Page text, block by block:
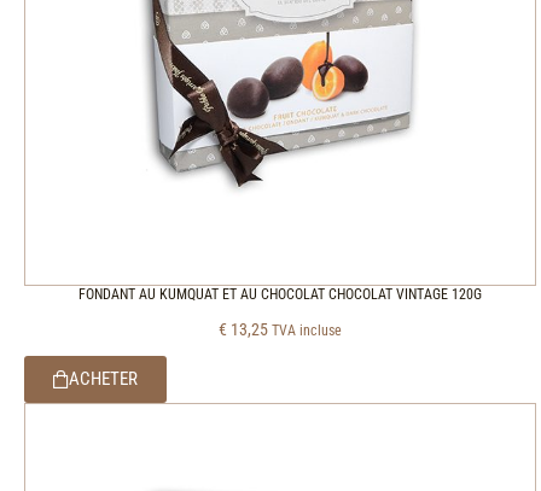
FONDANT AU KUMQUAT ET AU CHOCOLAT CHOCOLAT VINTAGE 120G
€ 13,25 TVA incluse
ACHETER